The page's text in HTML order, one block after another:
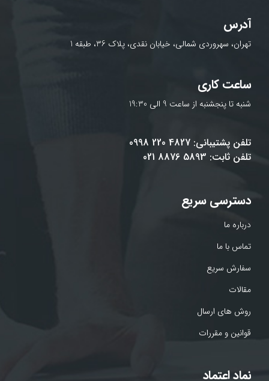
آدرس
تهران، سهروردی شمالی، خیابان نقدی، پلاک 36، طبقه 1
ساعت کاری
شنبه تا پنجشنبه از ساعت 9 الی 19:30
تلفن پشتیبانی: 4827 220 0998
تلفن ثابت: 5893 8876 021
دسترسی سریع
درباره ما
تماس با ما
سفارش سریع
مقالات
روش های ارسال
قوانین و مقررات
نماد اعتماد